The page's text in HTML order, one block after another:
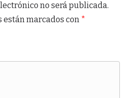
no será publicada.
marcados con *